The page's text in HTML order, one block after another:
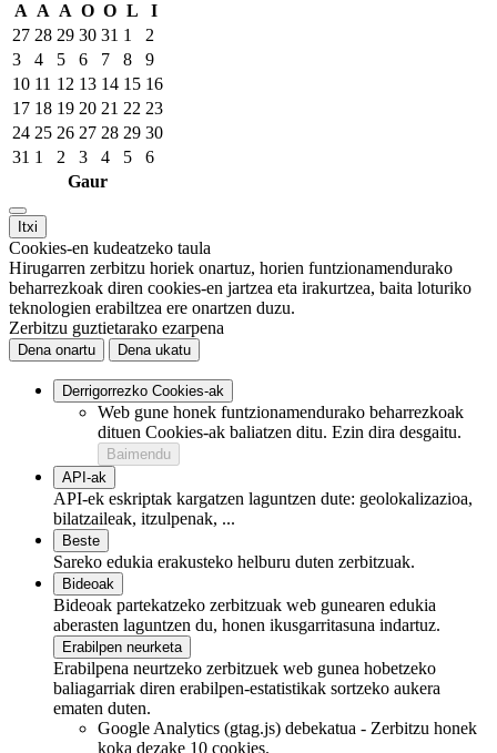
A A A O O L
I
27 28 29 30 31 1
2
3
4 5 6 7 8
9
10 11 12 13 14 15 16
17 18 19 20 21 22 23
24 25 26 27 28 29 30
31 1 2 3 4 5
6
Gaur
Itxi
Cookies-en kudeatzeko taula
Hirugarren zerbitzu horiek onartuz, horien funtzionamendurako
beharrezkoak diren cookies-en jartzea eta irakurtzea, baita loturiko
teknologien erabiltzea ere onartzen duzu.
Zerbitzu guztietarako ezarpena
Dena onartu Dena ukatu
Derrigorrezko Cookies-ak
Web gune honek funtzionamendurako beharrezkoak
dituen Cookies-ak baliatzen ditu. Ezin dira desgaitu.
Baimendu
API-ak
API-ek eskriptak kargatzen laguntzen dute: geolokalizazioa,
bilatzaileak, itzulpenak, ...
Beste
Sareko edukia erakusteko helburu duten zerbitzuak.
Bideoak
Bideoak partekatzeko zerbitzuak web gunearen edukia
aberasten laguntzen du, honen ikusgarritasuna indartuz.
Erabilpen neurketa
Erabilpena neurtzeko zerbitzuek web gunea hobetzeko
baliagarriak diren erabilpen-estatistikak sortzeko aukera
ematen duten.
Google Analytics (gtag.js) debekatua - Zerbitzu honek
koka dezake 10 cookies.